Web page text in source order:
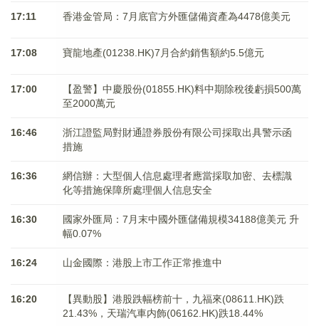
17:11 香港金管局：7月底官方外匯儲備資產為4478億美元
17:08 寶龍地產(01238.HK)7月合約銷售額約5.5億元
17:00
【盈警】中慶股份(01855.HK)料中期除稅後虧損500萬
至2000萬元
16:46
浙江證監局對財通證券股份有限公司採取出具警示函
措施
16:36
網信辦：大型個人信息處理者應當採取加密、去標識
化等措施保障所處理個人信息安全
16:30
國家外匯局：7月末中國外匯儲備規模34188億美元 升
幅0.07%
16:24 山金國際：港股上市工作正常推進中
16:20
【異動股】港股跌幅榜前十，九福來(08611.HK)跌
21.43%，天瑞汽車内飾(06162.HK)跌18.44%